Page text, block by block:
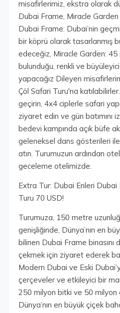
misafirlerimiz, ekstra olarak
Dubai Frame, Miracle Garden
Dubai Frame: Dubai’nin
bir köprü olarak tasarlanmış
edeceğiz, Miracle Garden: 45
bulunduğu, renkli ve
yapacağız Dileyen
Çöl Safari Turu'na
geçirin, 4x4 ciplerle safari
ziyaret edin ve gün batımını
bedevi kampında açık büfe
geleneksel dans gösterileri
atın. Turumuzun ardından
geceleme otelimizde.
Extra Tur: Dubai Enleri
Turu 70 USD!
Turumuza, 150 metre
genişliğinde, Dünya’nın en
bilinen Dubai Frame binasını
çekmek için ziyaret ederek
Modern Dubai ve Eski
çerçeveler ve etkileyici bir
250 milyon bitki ve 50 milyon
Dünya’nın en büyük çiçek